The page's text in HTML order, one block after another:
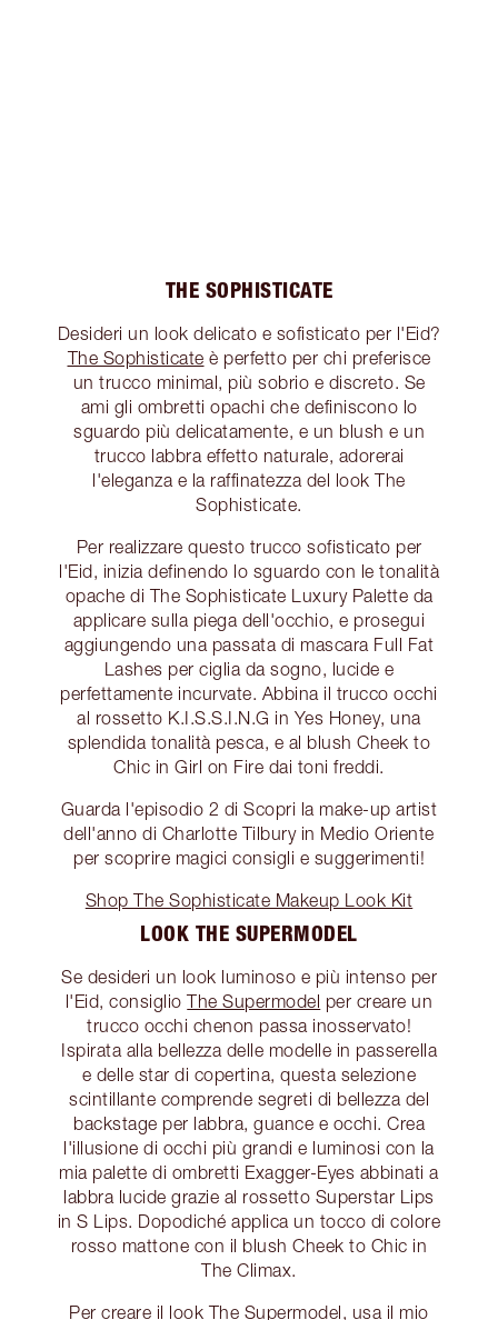
THE SOPHISTICATE
Desideri un look delicato e sofisticato per l'Eid?
The Sophisticate è perfetto per chi preferisce
un trucco minimal, più sobrio e discreto. Se
ami gli ombretti opachi che definiscono lo
sguardo più delicatamente, e un blush e un
trucco labbra effetto naturale, adorerai
l'eleganza e la raffinatezza del look The
Sophisticate.
Per realizzare questo trucco sofisticato per
l'Eid, inizia definendo lo sguardo con le tonalità
opache di The Sophisticate Luxury Palette da
applicare sulla piega dell'occhio, e prosegui
aggiungendo una passata di mascara Full Fat
Lashes per ciglia da sogno, lucide e
perfettamente incurvate. Abbina il trucco occhi
al rossetto K.I.S.S.I.N.G in Yes Honey, una
splendida tonalità pesca, e al blush Cheek to
Chic in Girl on Fire dai toni freddi.
Guarda l'episodio 2 di Scopri la make-up artist
dell'anno di Charlotte Tilbury in Medio Oriente
per scoprire magici consigli e suggerimenti!
Shop The Sophisticate Makeup Look Kit
LOOK THE SUPERMODEL
Se desideri un look luminoso e più intenso per
l'Eid, consiglioThe Supermodel per creare un
trucco occhi chenon passa inosservato!
Ispirata alla bellezza delle modelle in passerella
e delle star di copertina, questa selezione
scintillante comprende segreti di bellezza del
backstage per labbra, guance e occhi. Crea
l'illusione di occhi più grandi e luminosi con la
mia palette di ombretti Exagger-Eyes abbinati a
labbra lucide grazie al rossetto Superstar Lips
in S Lips. Dopodiché applica un tocco di colore
rosso mattone con il blush Cheek to Chic in
The Climax.
Per creare il look The Supermodel, usa il mio